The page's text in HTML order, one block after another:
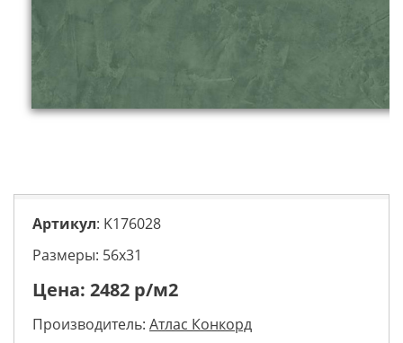
Артикул: K176028
Размеры: 56х31
Цена: 2482 р/м2
Производитель: Атлас Конкорд